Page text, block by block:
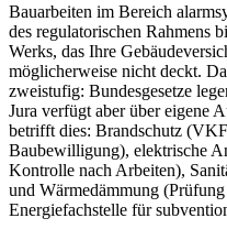
Bauarbeiten im Bereich
des regulatorischen Rahmens
Werks, das Ihre
möglicherweise nicht deckt.
zweistufig: Bundesgesetze
Jura verfügt aber über eigene
betrifft dies: Brandschutz
Baubewilligung), elektrische
Kontrolle nach Arbeiten),
und Wärmedämmung
Energiefachstelle für